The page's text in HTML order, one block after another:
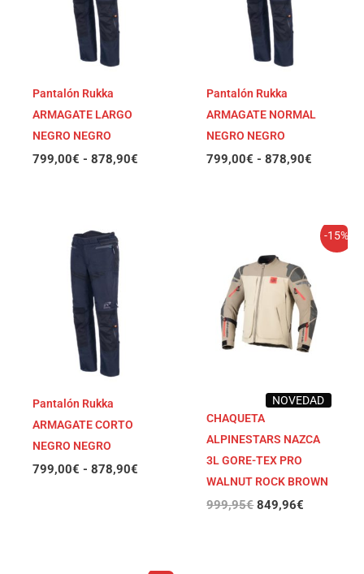
Pantalón Rukka
ARMAGATE LARGO
NEGRO NEGRO
799,00€ - 878,90€
Pantalón Rukka
ARMAGATE NORMAL
NEGRO NEGRO
799,00€ - 878,90€
Pantalón Rukka
ARMAGATE CORTO
NEGRO NEGRO
799,00€ - 878,90€
-15%
NOVEDAD
CHAQUETA
ALPINESTARS NAZCA
3L GORE-TEX PRO
WALNUT ROCK BROWN
999,95€
original
era:
999,95€.
849,96€
precio
es:
849,96€.